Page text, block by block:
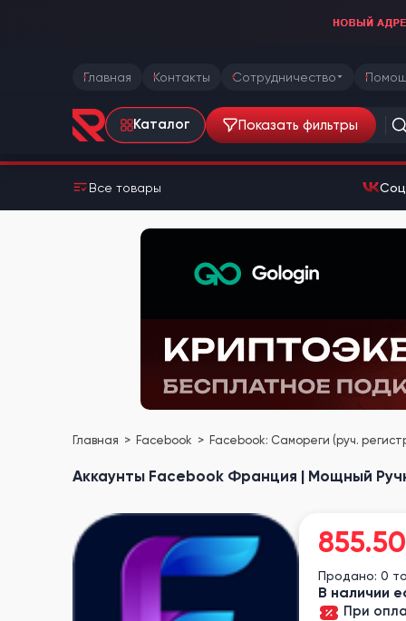
Главная Контакты Сотрудничество
Каталог Показать фильтры
Все товары
Главная Facebook Facebook: Самореги (руч.
Аккаунты Facebook Франция | Мощный
855.50
Продано: 0
В наличии
При